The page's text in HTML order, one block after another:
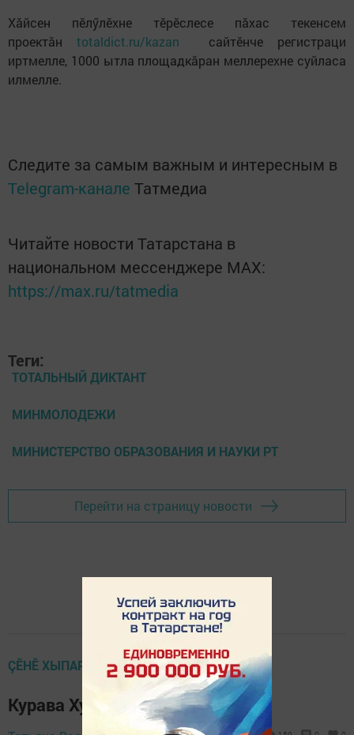
Хăйсен пӗлӳлӗхне тӗрӗслесе пăхас текенсем
проектăнtotaldict.ru/kazan сайтӗнче регистраци
иртмелле, 1000 ытла площадкăран меллерехне суйласа
илмелле.
Следите за самым важным и интересным в
Telegram-канале Татмедиа
Читайте новости Татарстана в
национальном мессенджере MАХ:
https://max.ru/tatmedia
Теги:
ТОТАЛЬНЫЙ ДИКТАНТ
МИНМОЛОДЕЖИ
МИНИСТЕРСТВО ОБРАЗОВАНИЯ И НАУКИ РТ
Перейти на страницу новости
ÇӖНӖ ХЫПАРСЕМ
Курава Хусанта уçса тӗрӗс тунă